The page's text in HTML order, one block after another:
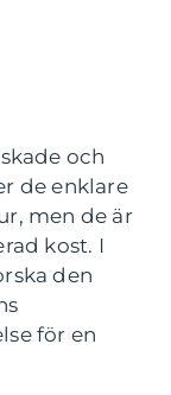
och
de enklare
men de är
kost. I
den
för en